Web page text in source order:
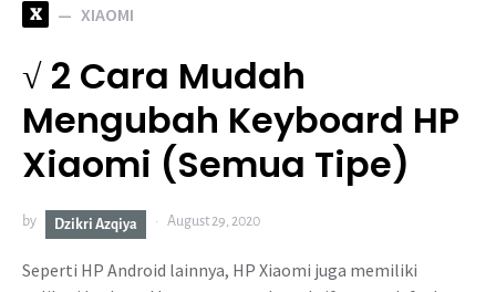
X XIAOMI
√ 2 Cara Mudah
Mengubah Keyboard HP
Xiaomi (Semua Tipe)
by Dzikri Azqiya August 29, 2020
Seperti HP Android lainnya, HP Xiaomi juga memiliki